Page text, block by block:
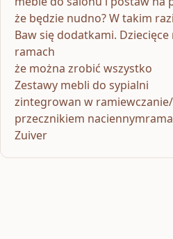
że będzie nudno? W takim
Baw się dodatkami.
ramach
że można zrobić wszystko
Zestawy mebli do sypialni
zintegrowan w
przecznikiem
Zuiver